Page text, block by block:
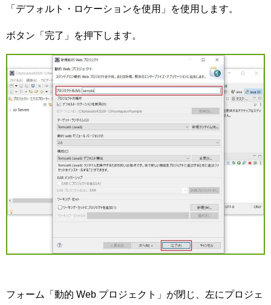
「デフォルト・ロケーションを使用」を使用します。
ボタン「完了」を押下します。
フォーム「動的 Web プロジェクト」が閉じ、左にプロジェ